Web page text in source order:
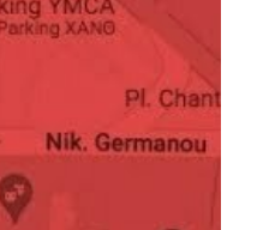
Διακοσμητικό σκύλος
καθιστός ALU116560
890